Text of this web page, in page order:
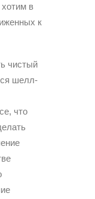
в
к
чистый
шелл-
что